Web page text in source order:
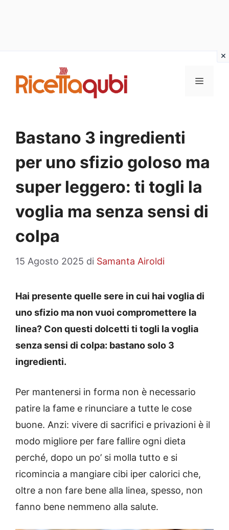
contenuto
MENU
Bastano 3 ingredienti
per uno sfizio goloso ma
super leggero: ti togli la
voglia ma senza sensi di
colpa
15 Agosto 2025 di Samanta Airoldi
Hai presente quelle sere in cui hai voglia di
uno sfizio ma non vuoi compromettere la
linea? Con questi dolcetti ti togli la voglia
senza sensi di colpa: bastano solo 3
ingredienti.
Per mantenersi in forma non è necessario
patire la fame e rinunciare a tutte le cose
buone. Anzi: vivere di sacrifici e privazioni è il
modo migliore per fare fallire ogni dieta
perché, dopo un po’ si molla tutto e si
ricomincia a mangiare cibi iper calorici che,
oltre a non fare bene alla linea, spesso, non
fanno bene nemmeno alla salute.